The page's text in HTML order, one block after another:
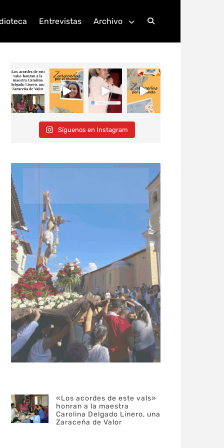
Entrevistas Archivo
Síguenos en Instagram
«Los acordes de este vals»
honran a la maestra
Carolina Delgado Linero, una
Zaraceña de Valor